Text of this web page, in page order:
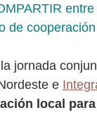
de cooperación
jornada
e
local